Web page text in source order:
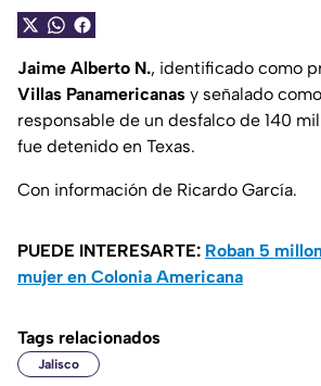
Jaime Alberto N., identificado como
Villas Panamericanas y señalado
responsable de un desfalco de 140
fue detenido en Texas.
Con información de Ricardo García.
PUEDE INTERESARTE: Roban 5
mujer en Colonia Americana
Tags relacionados
Jalisco